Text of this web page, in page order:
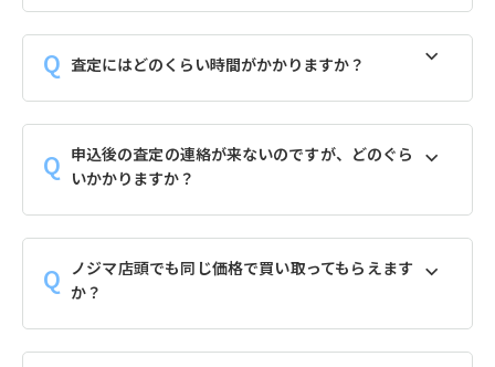
査定にはどのくらい時間がかかりますか？
申込後の査定の連絡が来ないのですが、どのぐら
いかかりますか？
ノジマ店頭でも同じ価格で買い取ってもらえます
か？